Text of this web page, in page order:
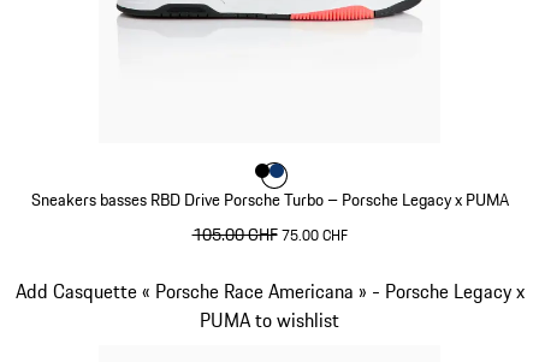
Sneakers basses RBD Drive Porsche Turbo – Porsche Legacy x PUMA
prix initial
105.00 CHFprix de vente
75.00 CHF
Couleur
Couleur
Couleur
Add Casquette « Porsche Race Americana » - Porsche Legacy x
PUMA to wishlist
Diapositive 6 sur 10